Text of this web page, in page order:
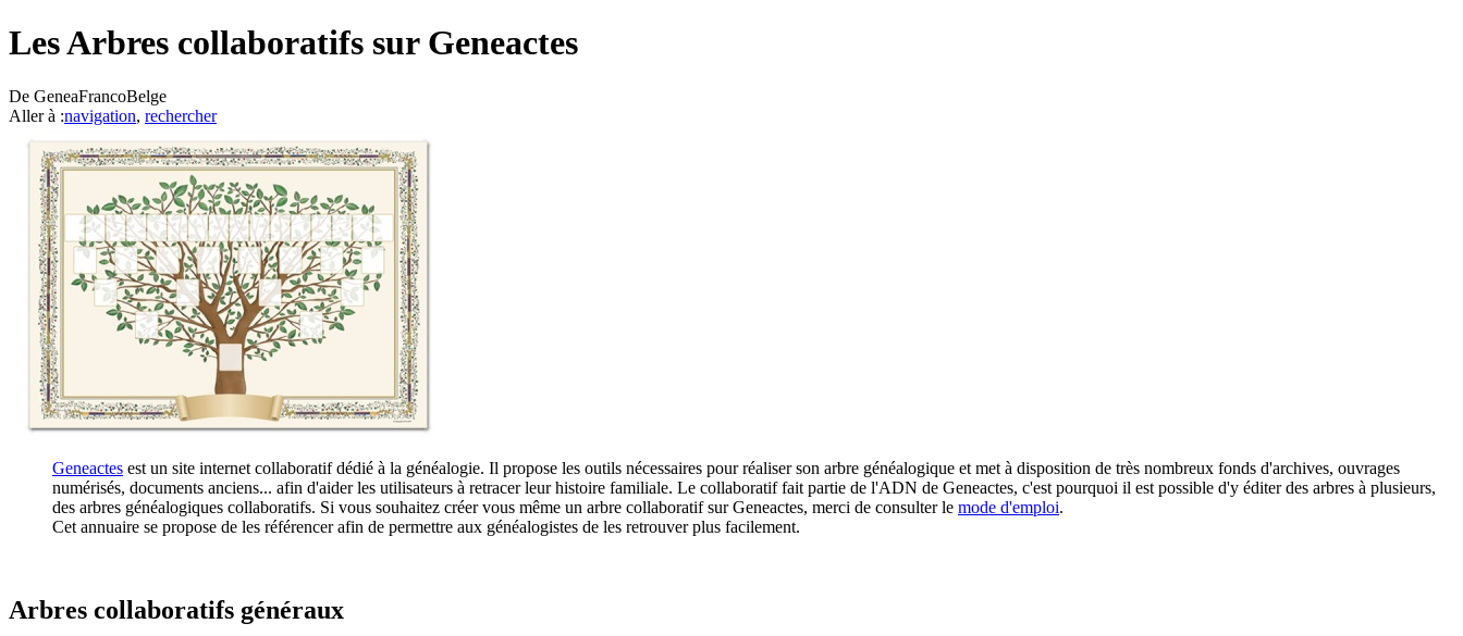
Les Arbres collaboratifs sur Geneactes
De GeneaFrancoBelge
Aller à :navigation, rechercher
Geneactes est un site internet collaboratif dédié à la généalogie. Il propose les outils nécessaires pour réaliser son arbre généalogique et met à disposition de très nombreux fonds d'archives, ouvrages
numérisés, documents anciens... afin d'aider les utilisateurs à retracer leur histoire familiale. Le collaboratif fait partie de l'ADN de Geneactes, c'est pourquoi il est possible d'y éditer des arbres à plusieurs,
des arbres généalogiques collaboratifs. Si vous souhaitez créer vous même un arbre collaboratif sur Geneactes, merci de consulter le mode d'emploi.
Cet annuaire se propose de les référencer afin de permettre aux généalogistes de les retrouver plus facilement.
Arbres collaboratifs généraux